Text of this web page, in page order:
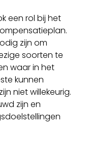
een rol bij het
zijn om
soorten te
waar in het
kunnen
niet willekeurig.
zijn en